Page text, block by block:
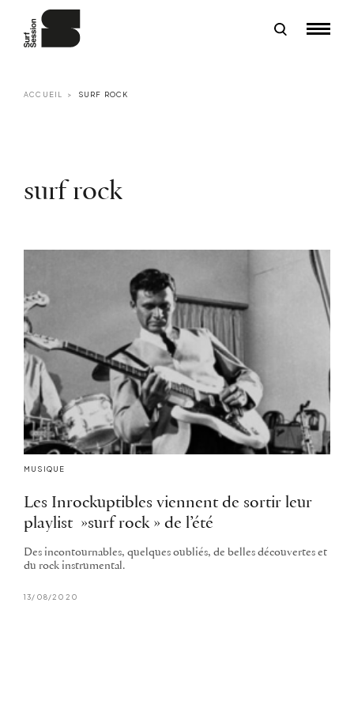
ACCUEIL SURF ROCK
surf rock
MUSIQUE
Les Inrockuptibles viennent de sortir leur
playlist »surf rock » de l’été
Des incontournables, quelques oubliés, de belles découvertes et
du rock instrumental.
13/08/2020